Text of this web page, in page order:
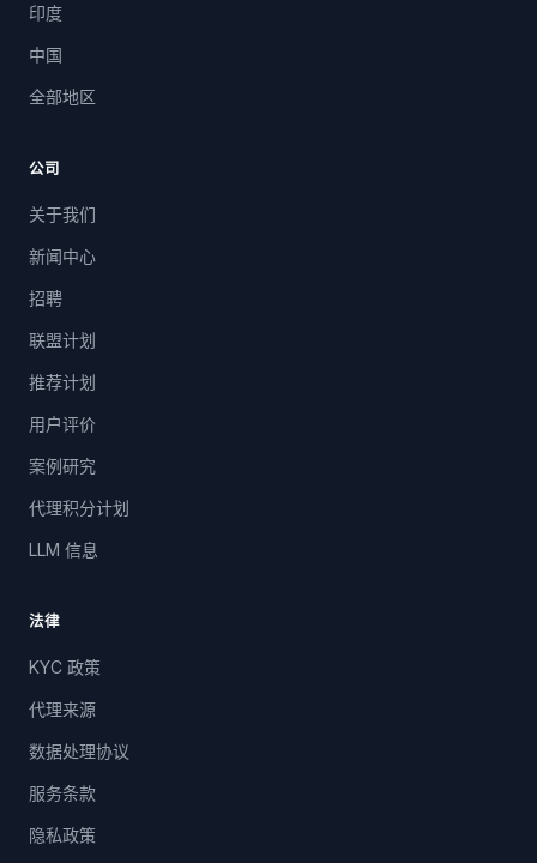
印度
中国
全部地区
公司
关于我们
新闻中心
招聘
联盟计划
推荐计划
用户评价
案例研究
代理积分计划
LLM 信息
法律
KYC 政策
代理来源
数据处理协议
服务条款
隐私政策